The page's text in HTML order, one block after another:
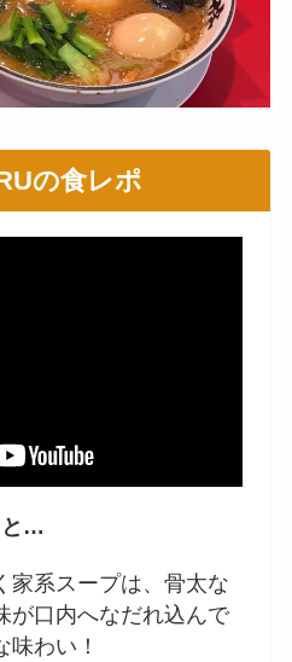
の食レポ
と…
家系スープは、骨太な
が口内へなだれ込んで
味わい！